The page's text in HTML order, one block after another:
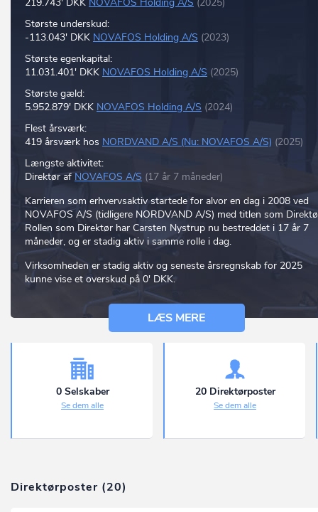
Største underskud:
-113.043' DKK NOVAFOS Holding A/S (2023)
Største egenkapital:
11.031.401' DKK NOVAFOS Holding A/S (2025)
Største gæld:
5.952.879' DKK NOVAFOS Holding A/S (2024)
Flest årsværk:
419 årsværk hos NORDVAND A/S (Nu: NOVAFOS A/S) (2025)
Længste aktivitet:
Direktør afNOVAFOS A/S (17 år 7 måneder)
Karrieren som erhvervsaktiv startede for alvor en dag i 2008 ved
NOVAFOS A/S (tidligere NORDVAND A/S) med titlen som
Rollen som Direktør har Carsten Nystrup nu bestreddet i 17 år 7
måneder, og er stadig aktiv i samme rolle i dag.
Virksomheden er stadig aktiv og seneste årsregnskab for 2025
kunne vise et overskud på 0' DKK.
LÆS MERE
0 Selskaber
Se dem alle
20 Direktørposter
Se dem alle
Direktørposter (20)